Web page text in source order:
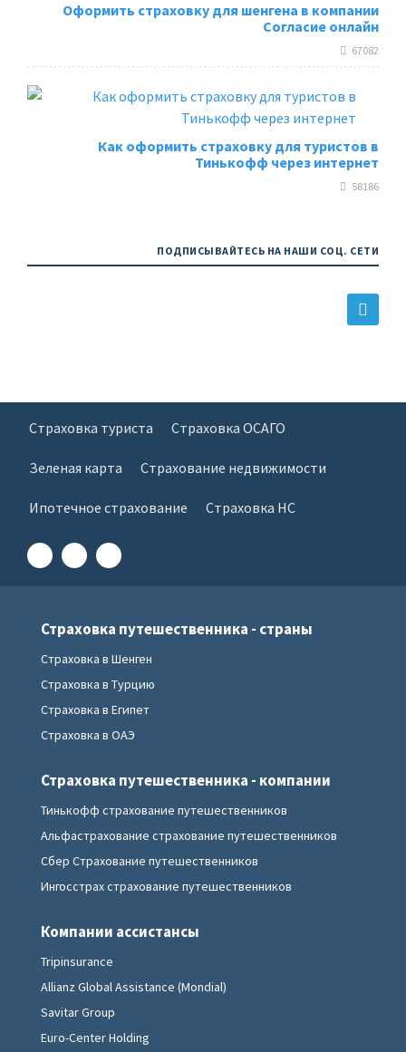
Оформить страховку для шенгена в компании
Согласие онлайн
67082
Как оформить страховку для туристов в
Тинькофф через интернет
58186
ПОДПИСЫВАЙТЕСЬ НА НАШИ СОЦ. СЕТИ
Страховка туриста Страховка ОСАГО
Зеленая карта Страхование недвижимости
Ипотечное страхование Страховка НС
Страховка путешественника - страны
Страховка в Шенген
Страховка в Турцию
Страховка в Египет
Страховка в ОАЭ
Страховка путешественника - компании
Тинькофф страхование путешественников
Альфастрахование страхование путешественников
Сбер Страхование путешественников
Ингосстрах страхование путешественников
Компании ассистансы
Tripinsurance
Allianz Global Assistance (Mondial)
Savitar Group
Euro-Center Holding